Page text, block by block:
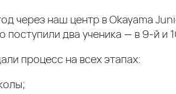
через наш центр в Okayama
поступили два ученика — в 9-й и
процесс на всех этапах: